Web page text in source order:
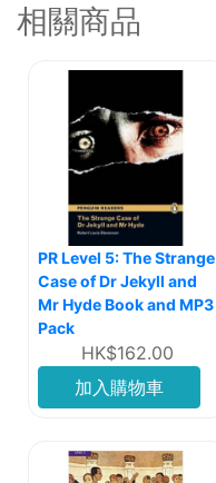
相關商品
PR Level 5: The Strange
Case of Dr Jekyll and
Mr Hyde Book and MP3
Pack
HK$162.00
加入購物車